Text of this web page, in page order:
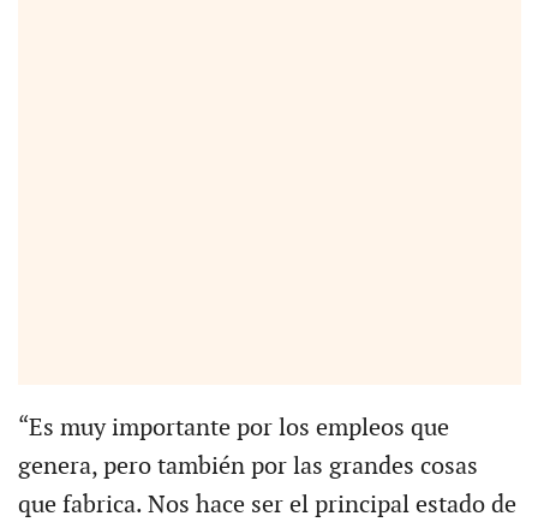
“Es muy importante por los empleos que
genera, pero también por las grandes cosas
que fabrica. Nos hace ser el principal estado de